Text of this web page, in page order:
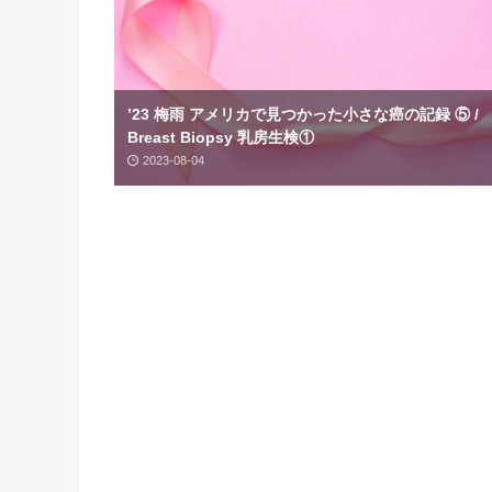
’23 梅雨 アメリカで見つかった小さな癌の記録 ⑤ /
Breast Biopsy 乳房生検①
2023-08-04